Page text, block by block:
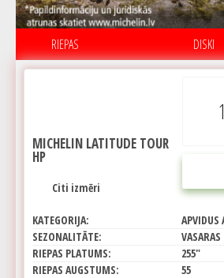
RIEPAS DISKI
MICHELIN LATITUDE TOUR
HP
Citi izmēri
KATEGORIJA:
APVIDUS
SEZONALITĀTE:
VASARAS
RIEPAS PLATUMS:
255"
RIEPAS AUGSTUMS:
55